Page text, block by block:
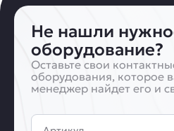
Не нашли
оборудование?
Оставьте свои
оборудования, которое
менеджер найдет его и
Артикул